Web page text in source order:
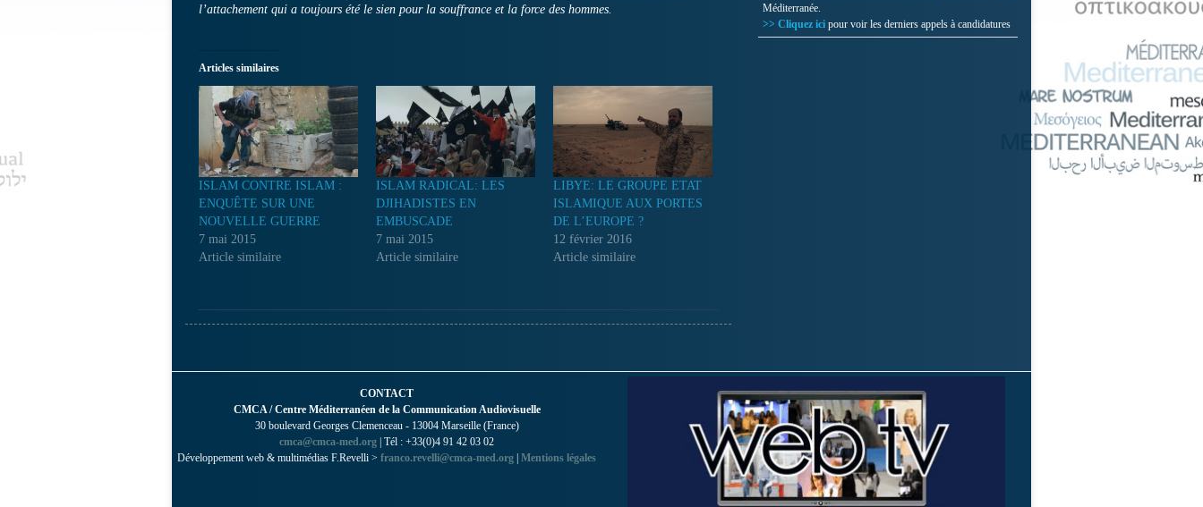
l’attachement qui a toujours été le sien pour la souffrance et la force des hommes.
Articles similaires
ISLAM CONTRE ISLAM :
ENQUÊTE SUR UNE
NOUVELLE GUERRE
7 mai 2015
Article similaire
ISLAM RADICAL: LES
DJIHADISTES EN
EMBUSCADE
7 mai 2015
Article similaire
LIBYE: LE GROUPE ETAT
ISLAMIQUE AUX PORTES
DE L’EUROPE ?
12 février 2016
Article similaire
Méditerranée.
>> Cliquez ici pour voir les derniers appels à candidatures
CONTACT
CMCA / Centre Méditerranéen de la Communication Audiovisuelle
30 boulevard Georges Clemenceau - 13004 Marseille (France)
cmca@cmca-med.org | Tél : +33(0)4 91 42 03 02
Développement web & multimédias F.Revelli > franco.revelli@cmca-med.org | Mentions légales